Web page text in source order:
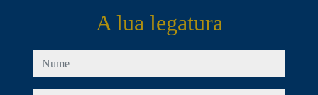
A lua legatura
nume